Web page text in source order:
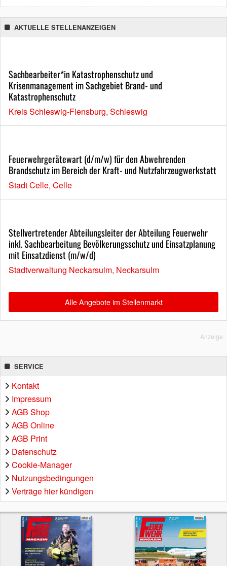
AKTUELLE STELLENANZEIGEN
Sachbearbeiter*in Katastrophenschutz und
Krisenmanagement im Sachgebiet Brand- und
Katastrophenschutz
Kreis Schleswig-Flensburg, Schleswig
Feuerwehrgerätewart (d/m/w) für den Abwehrenden
Brandschutz im Bereich der Kraft- und Nutzfahrzeugwerkstatt
Stadt Celle, Celle
Stellvertretender Abteilungsleiter der Abteilung Feuerwehr
inkl. Sachbearbeitung Bevölkerungsschutz und Einsatzplanung
mit Einsatzdienst (m/w/d)
Stadtverwaltung Neckarsulm, Neckarsulm
Alle Angebote im Stellenmarkt
Anzeige
SERVICE
Kontakt
Impressum
AGB Shop
AGB Online
AGB Print
Datenschutz
Cookie-Manager
Nutzungsbedingungen
Verträge hier kündigen